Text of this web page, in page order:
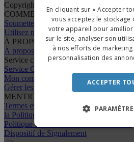
Copyright © 2026 - BIZAY. Tous droits
COMMENT ÇA MARCHE
Soumettez votre design
Utilisez nos modèles
À PROPOS DE NOUS
À propos de nous
Service client
Service Client
Mon compte
Gérer les commandes
MENTIONS LÉGALES
Termes et conditions
la Politique de confidentialité
Politique de remboursement et de retour
Dispositif de Signalement
En cliquant sur « Accepter
vous acceptez le stockage
votre appareil pour
sur le site, analyser son
à nos efforts de
personnalisation des
ACCEPTER